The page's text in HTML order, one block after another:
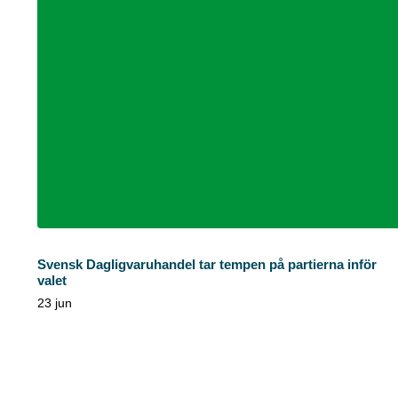
Svensk Dagligvaruhandel tar tempen på partierna inför
valet
23 jun